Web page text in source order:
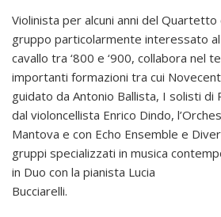
Violinista per alcuni anni del
gruppo particolarmente interessato
cavallo tra ‘800 e ‘900, collabora nel
importanti formazioni tra cui
guidato da Antonio Ballista, I solisti di
dal violoncellista Enrico Dindo,
Mantova e con Echo Ensemble e
gruppi specializzati in musica
in Duo con la pianista Lucia
Bucciarelli.